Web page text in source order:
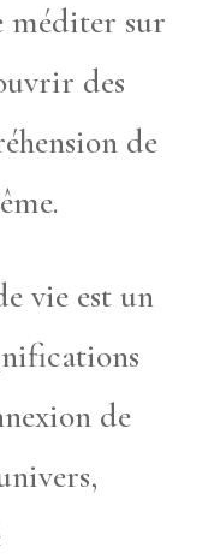
méditer sur
des
de
vie est un
de